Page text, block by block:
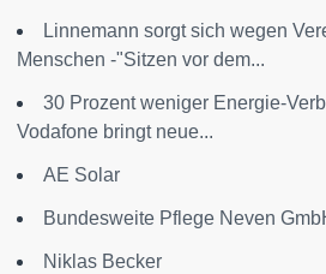
Linnemann sorgt sich wegen
Menschen -"Sitzen vor dem...
30 Prozent weniger Energie-
Vodafone bringt neue...
AE Solar
Bundesweite Pflege Neven
Niklas Becker